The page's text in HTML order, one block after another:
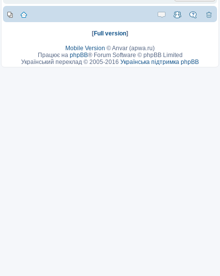
[Full version]
Mobile Version ©Anvar (apwa.ru)
Працює на phpBB® Forum Software © phpBB Limited
Український переклад © 2005-2016 Українська підтримка phpBB